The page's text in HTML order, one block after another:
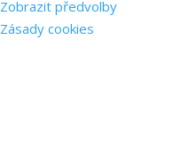
Zobrazit předvolby
Zásady cookies